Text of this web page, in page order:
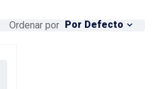
Ordenar por Por Defecto